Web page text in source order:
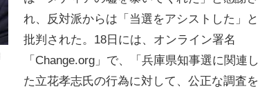
れ、反対派からは「当選をアシストした」と
批判された。18日には、オンライン署名
「Change.org」で、「兵庫県知事選に関連し
た立花孝志氏の行為に対して、公正な調査を